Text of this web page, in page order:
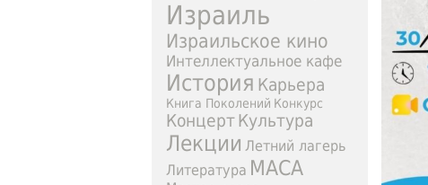
Израиль
Израильское кино
Интеллектуальное кафе
История Карьера
Книга Поколений Конкурс
КонцертКультура
Лекции Летний лагерь
Литература МАСА